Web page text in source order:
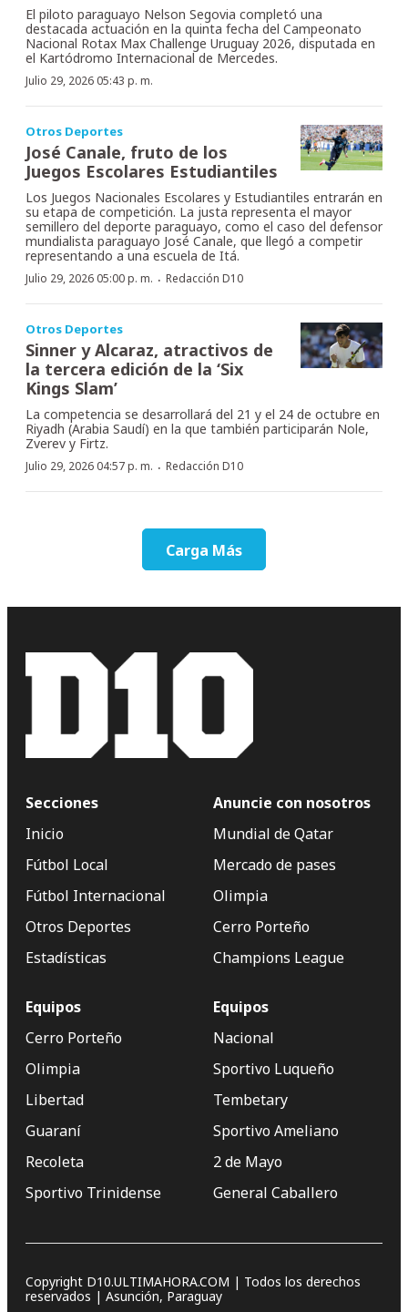
El piloto paraguayo Nelson Segovia completó una
destacada actuación en la quinta fecha del Campeonato
Nacional Rotax Max Challenge Uruguay 2026, disputada en
el Kartódromo Internacional de Mercedes.
Julio 29, 2026 05:43 p. m.
Otros Deportes
José Canale, fruto de los
Juegos Escolares Estudiantiles
Los Juegos Nacionales Escolares y Estudiantiles entrarán en
su etapa de competición. La justa representa el mayor
semillero del deporte paraguayo, como el caso del defensor
mundialista paraguayo José Canale, que llegó a competir
representando a una escuela de Itá.
Julio 29, 2026 05:00 p. m. · Redacción D10
Otros Deportes
Sinner y Alcaraz, atractivos de
la tercera edición de la ‘Six
Kings Slam’
La competencia se desarrollará del 21 y el 24 de octubre en
Riyadh (Arabia Saudí) en la que también participarán Nole,
Zverev y Firtz.
Julio 29, 2026 04:57 p. m. · Redacción D10
Carga Más
Secciones
Inicio
Fútbol Local
Fútbol Internacional
Otros Deportes
Estadísticas
Anuncie con nosotros
Mundial de Qatar
Mercado de pases
Olimpia
Cerro Porteño
Champions League
Equipos
Cerro Porteño
Olimpia
Libertad
Guaraní
Recoleta
Sportivo Trinidense
Equipos
Nacional
Sportivo Luqueño
Tembetary
Sportivo Ameliano
2 de Mayo
General Caballero
Copyright D10.ULTIMAHORA.COM | Todos los derechos
reservados | Asunción, Paraguay